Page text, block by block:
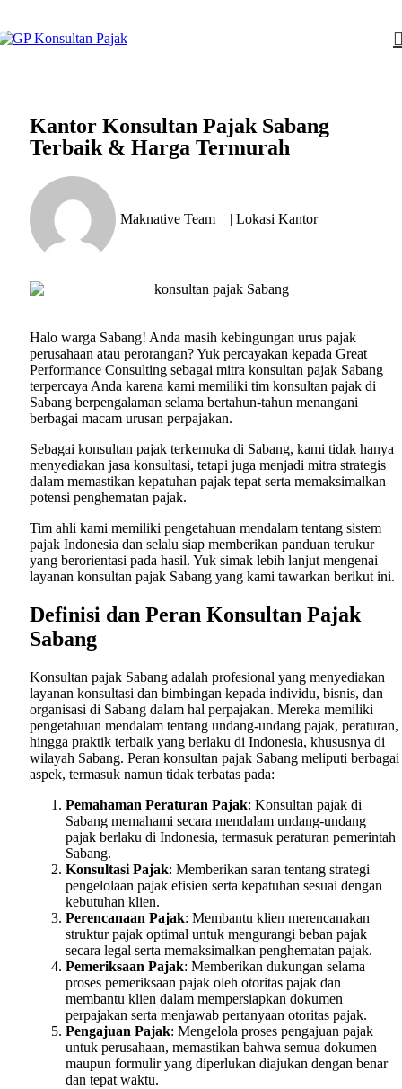
Kantor Konsultan Pajak Sabang
Terbaik & Harga Termurah
Maknative Team | Lokasi Kantor
Halo warga Sabang! Anda masih kebingungan urus pajak
perusahaan atau perorangan? Yuk percayakan kepada Great
Performance Consulting sebagai mitra konsultan pajak Sabang
terpercaya Anda karena kami memiliki tim konsultan pajak di
Sabang berpengalaman selama bertahun-tahun menangani
berbagai macam urusan perpajakan.
Sebagai konsultan pajak terkemuka di Sabang, kami tidak hanya
menyediakan jasa konsultasi, tetapi juga menjadi mitra strategis
dalam memastikan kepatuhan pajak tepat serta memaksimalkan
potensi penghematan pajak.
Tim ahli kami memiliki pengetahuan mendalam tentang sistem
pajak Indonesia dan selalu siap memberikan panduan terukur
yang berorientasi pada hasil. Yuk simak lebih lanjut mengenai
layanan konsultan pajak Sabang yang kami tawarkan berikut ini.
Definisi dan Peran Konsultan Pajak
Sabang
Konsultan pajak Sabang adalah profesional yang menyediakan
layanan konsultasi dan bimbingan kepada individu, bisnis, dan
organisasi di Sabang dalam hal perpajakan. Mereka memiliki
pengetahuan mendalam tentang undang-undang pajak, peraturan,
hingga praktik terbaik yang berlaku di Indonesia, khususnya di
wilayah Sabang. Peran konsultan pajak Sabang meliputi berbagai
aspek, termasuk namun tidak terbatas pada:
Pemahaman Peraturan Pajak: Konsultan pajak di
Sabang memahami secara mendalam undang-undang
pajak berlaku di Indonesia, termasuk peraturan pemerintah
Sabang.
Konsultasi Pajak: Memberikan saran tentang strategi
pengelolaan pajak efisien serta kepatuhan sesuai dengan
kebutuhan klien.
Perencanaan Pajak: Membantu klien merencanakan
struktur pajak optimal untuk mengurangi beban pajak
secara legal serta memaksimalkan penghematan pajak.
Pemeriksaan Pajak: Memberikan dukungan selama
proses pemeriksaan pajak oleh otoritas pajak dan
membantu klien dalam mempersiapkan dokumen
perpajakan serta menjawab pertanyaan otoritas pajak.
Pengajuan Pajak: Mengelola proses pengajuan pajak
untuk perusahaan, memastikan bahwa semua dokumen
maupun formulir yang diperlukan diajukan dengan benar
dan tepat waktu.